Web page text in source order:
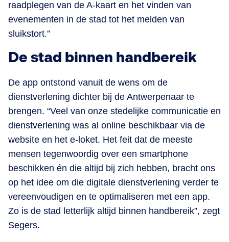
raadplegen van de A-kaart en het vinden van
evenementen in de stad tot het melden van
sluikstort.”
De stad binnen handbereik
De app ontstond vanuit de wens om de
dienstverlening dichter bij de Antwerpenaar te
brengen. “Veel van onze stedelijke communicatie en
dienstverlening was al online beschikbaar via de
website en het e-loket. Het feit dat de meeste
mensen tegenwoordig over een smartphone
beschikken én die altijd bij zich hebben, bracht ons
op het idee om die digitale dienstverlening verder te
vereenvoudigen en te optimaliseren met een app.
Zo is de stad letterlijk altijd binnen handbereik”, zegt
Segers.